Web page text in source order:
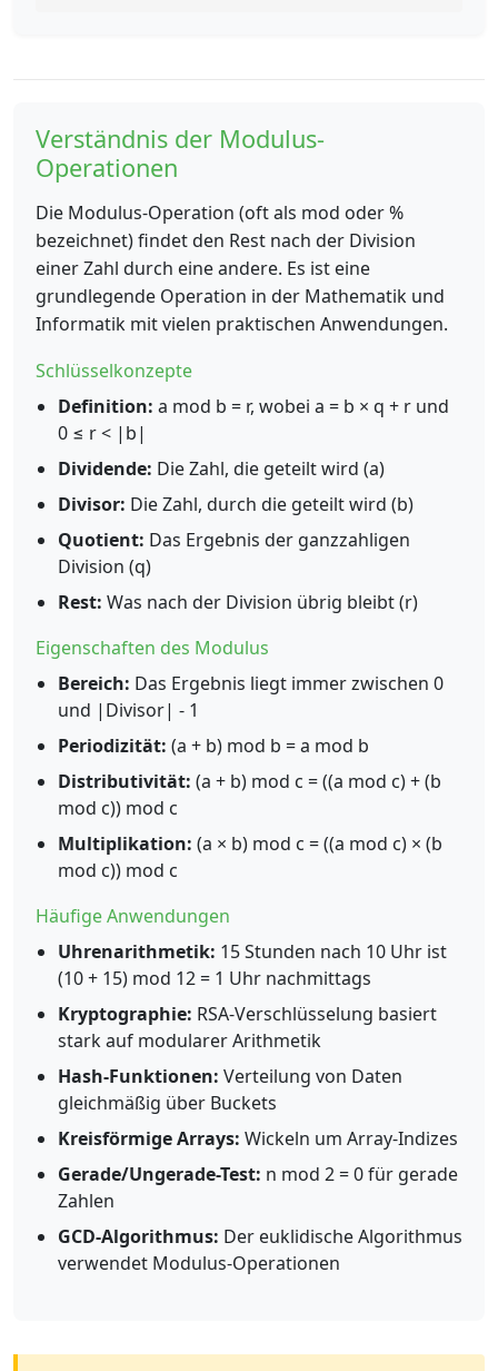
Verständnis der Modulus-
Operationen
Die Modulus-Operation (oft als mod oder %
bezeichnet) findet den Rest nach der Division
einer Zahl durch eine andere. Es ist eine
grundlegende Operation in der Mathematik und
Informatik mit vielen praktischen Anwendungen.
Schlüsselkonzepte
Definition: a mod b = r, wobei a = b × q + r und
0 ≤ r < |b|
Dividende: Die Zahl, die geteilt wird (a)
Divisor: Die Zahl, durch die geteilt wird (b)
Quotient: Das Ergebnis der ganzzahligen
Division (q)
Rest: Was nach der Division übrig bleibt (r)
Eigenschaften des Modulus
Bereich: Das Ergebnis liegt immer zwischen 0
und |Divisor| - 1
Periodizität: (a + b) mod b = a mod b
Distributivität: (a + b) mod c = ((a mod c) + (b
mod c)) mod c
Multiplikation: (a × b) mod c = ((a mod c) × (b
mod c)) mod c
Häufige Anwendungen
Uhrenarithmetik: 15 Stunden nach 10 Uhr ist
(10 + 15) mod 12 = 1 Uhr nachmittags
Kryptographie: RSA-Verschlüsselung basiert
stark auf modularer Arithmetik
Hash-Funktionen: Verteilung von Daten
gleichmäßig über Buckets
Kreisförmige Arrays: Wickeln um Array-Indizes
Gerade/Ungerade-Test: n mod 2 = 0 für gerade
Zahlen
GCD-Algorithmus: Der euklidische Algorithmus
verwendet Modulus-Operationen